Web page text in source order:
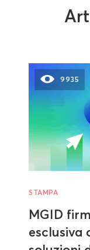
9935
STAMPA
MGID
esclusiva